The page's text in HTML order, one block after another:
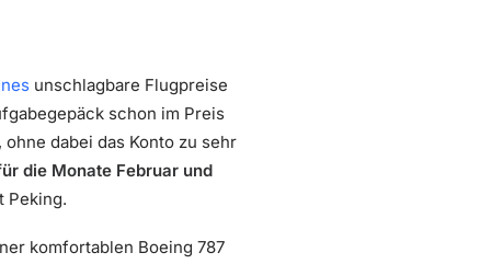
unschlagbare Flugpreise
schon im Preis
dabei das Konto zu sehr
die Monate Februar und
Peking.
komfortablen Boeing 787